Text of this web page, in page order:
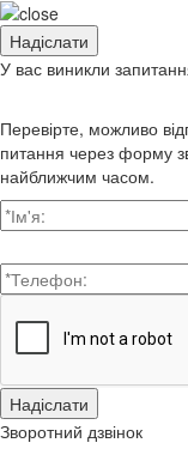
У вас виникли
Перевірте, можливо
питання через форму
найближчим часом.
Зворотний дзвінок